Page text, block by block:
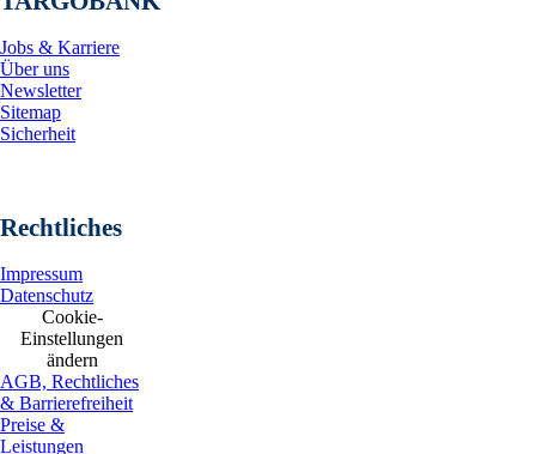
Jobs & Karriere
Über uns
Newsletter
Sitemap
Sicherheit
Rechtliches
Impressum
Datenschutz
Cookie-
Einstellungen
ändern
AGB, Rechtliches
& Barrierefreiheit
Preise &
Leistungen